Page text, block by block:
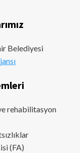
Belediyesi
rehabilitasyon
(FA)